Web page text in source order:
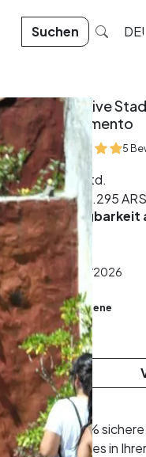
Suchen
Exklusive
Sacramento
5
10 Std.
Ab224.295ARS
Verfügbarkeit
Datum
Erwachsene
100%
Guides in